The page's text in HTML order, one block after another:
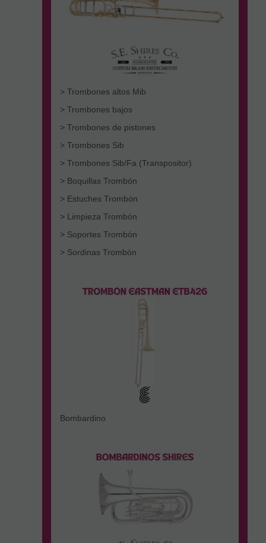
> Trombones altos Mib
> Trombones bajos
> Trombones de pistones
> Trombones Sib
> Trombones Sib/Fa (Transpositor)
> Boquillas Trombón
> Estuches Trombón
> Limpieza Trombón
> Soportes Trombón
> Sordinas Trombón
Bombardino